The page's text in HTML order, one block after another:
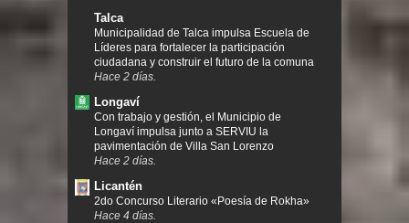
Talca
Municipalidad de Talca impulsa Escuela de
Líderes para fortalecer la participación
ciudadana y construir el futuro de la comuna
Hace 2 días.
Longaví
Con trabajo y gestión, el Municipio de
Longaví impulsa junto a SERVIU la
pavimentación de Villa San Lorenzo
Hace 2 días.
Licantén
2do Concurso Literario «Poesía de Rokha»
Hace 4 días.